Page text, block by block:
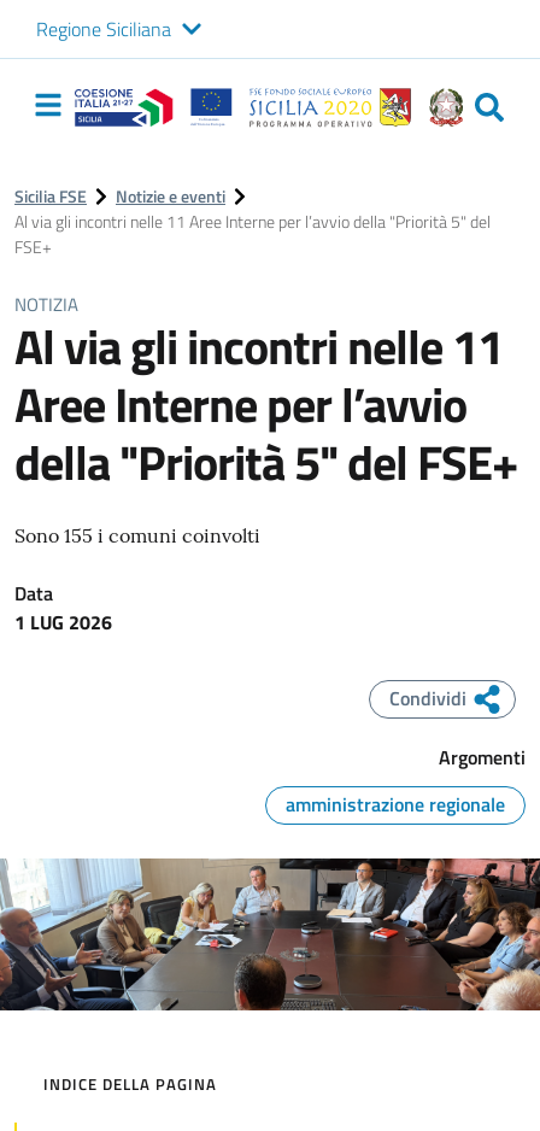
Regione Siciliana
Logo Sicilia FSE
Navigazione
principale
Sicilia FSE
Notizie e eventi
Al via gli incontri nelle 11 Aree Interne per l’avvio della "Priorità 5" del
FSE+
NOTIZIA
Al via gli incontri nelle 11
Aree Interne per l’avvio
della "Priorità 5" del FSE+
Sono 155 i comuni coinvolti
Data
1 LUG 2026
Condividi
Argomenti
amministrazione regionale
Immagine
INDICE DELLA PAGINA